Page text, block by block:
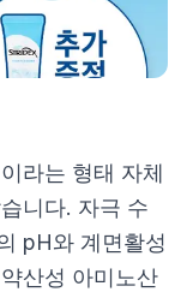
라는 형태 자체
니다. 자극 수
pH와 계면활성
산성 아미노산